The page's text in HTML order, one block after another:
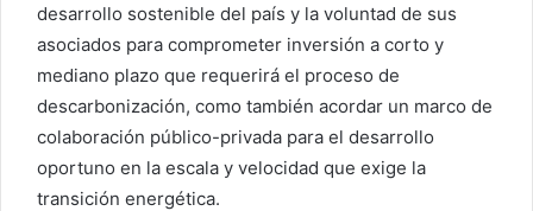
desarrollo sostenible del país y la voluntad de sus
asociados para comprometer inversión a corto y
mediano plazo que requerirá el proceso de
descarbonización, como también acordar un marco de
colaboración público-privada para el desarrollo
oportuno en la escala y velocidad que exige la
transición energética.